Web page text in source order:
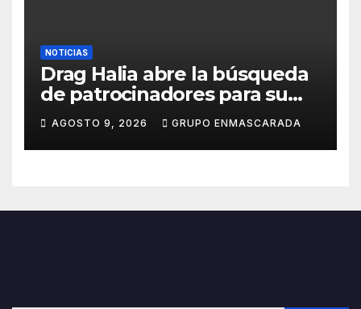
NOTICIAS
Drag Halia abre la búsqueda
de patrocinadores para su
participación en el Carnaval
de Las Palmas de Gran
Canaria 2027
AGOSTO 9, 2026 GRUPO ENMASCARADA